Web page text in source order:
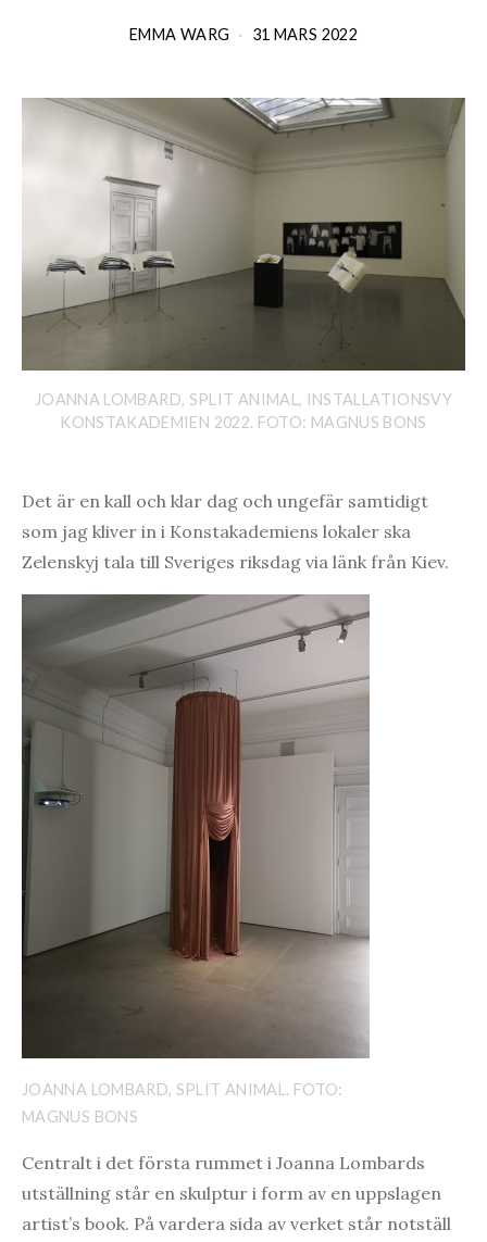
EMMA WARG 31 MARS 2022
JOANNA LOMBARD, SPLIT ANIMAL, INSTALLATIONSVY
KONSTAKADEMIEN 2022. FOTO: MAGNUS BONS
Det är en kall och klar dag och ungefär samtidigt
som jag kliver in i Konstakademiens lokaler ska
Zelenskyj tala till Sveriges riksdag via länk från Kiev.
JOANNA LOMBARD, SPLIT ANIMAL. FOTO:
MAGNUS BONS
Centralt i det första rummet i Joanna Lombards
utställning står en skulptur i form av en uppslagen
artist’s book. På vardera sida av verket står notställ